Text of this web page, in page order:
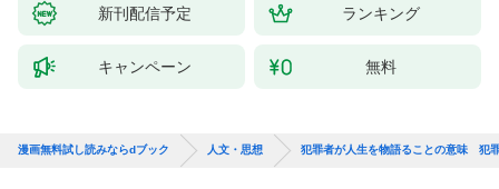
新刊配信予定 ランキング
キャンペーン 無料
漫画無料試し読みならdブック 人文・思想 犯罪者が人生を物語ることの意味 犯